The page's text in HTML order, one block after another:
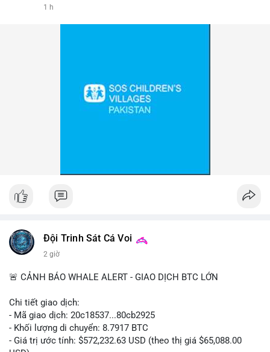
1 h
Đội Trinh Sát Cá Voi
2 giờ
🚨 CẢNH BÁO WHALE ALERT - GIAO DỊCH BTC LỚN
Chi tiết giao dịch:
- Mã giao dịch: 20c18537...80cb2925
- Khối lượng di chuyển: 8.7917 BTC
- Giá trị ước tính: $572,232.63 USD (theo thị giá $65,088.00